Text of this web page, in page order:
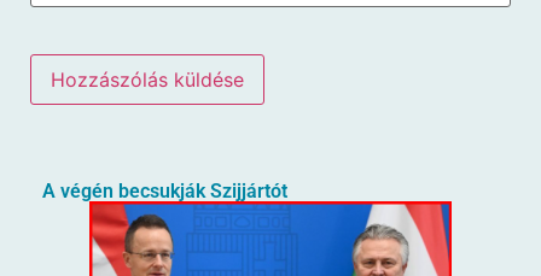
A végén becsukják Szijjártót